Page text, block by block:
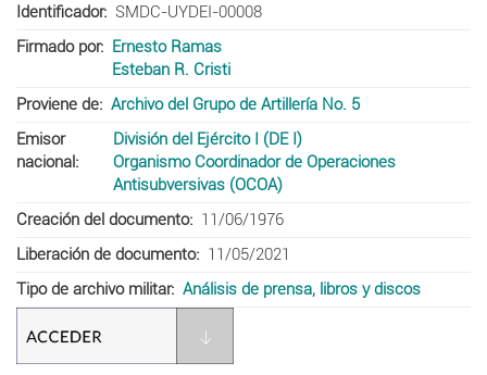
Identificador
SMDC-UYDEI-00008
Firmado por
Ernesto Ramas
Esteban R. Cristi
Proviene de
Archivo del Grupo de Artillería No. 5
Emisor
nacional
División del Ejército I (DE I)
Organismo Coordinador de Operaciones
Antisubversivas (OCOA)
Creación del documento
11/06/1976
Liberación de documento
11/05/2021
Tipo de archivo militar
Análisis de prensa, libros y discos